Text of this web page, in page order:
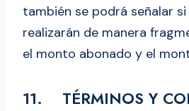
también se podrá señalar
realizarán de manera
el monto abonado y el
11. TÉRMINOS Y